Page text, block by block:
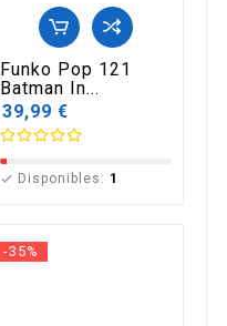
Funko Pop 121
Batman In...
39,99 €
 Disponibles: 1
-35%